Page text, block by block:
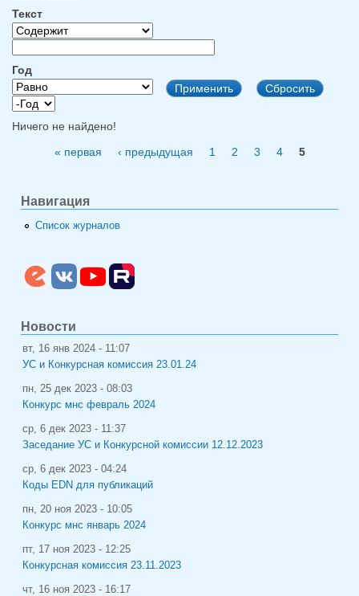
Текст
Год
Год
Год
Ничего не найдено!
Страницы
« первая ‹ предыдущая 1 2 3 4 5
Навигация
Список журналов
Новости
вт, 16 янв 2024 - 11:07
УС и Конкурсная комиссия 23.01.24
пн, 25 дек 2023 - 08:03
Конкурс мнс февраль 2024
ср, 6 дек 2023 - 11:37
Заседание УС и Конкурсной комиссии 12.12.2023
ср, 6 дек 2023 - 04:24
Коды EDN для публикаций
пн, 20 ноя 2023 - 10:05
Конкурс мнс январь 2024
пт, 17 ноя 2023 - 12:25
Конкурсная комиссия 23.11.2023
чт, 16 ноя 2023 - 16:17